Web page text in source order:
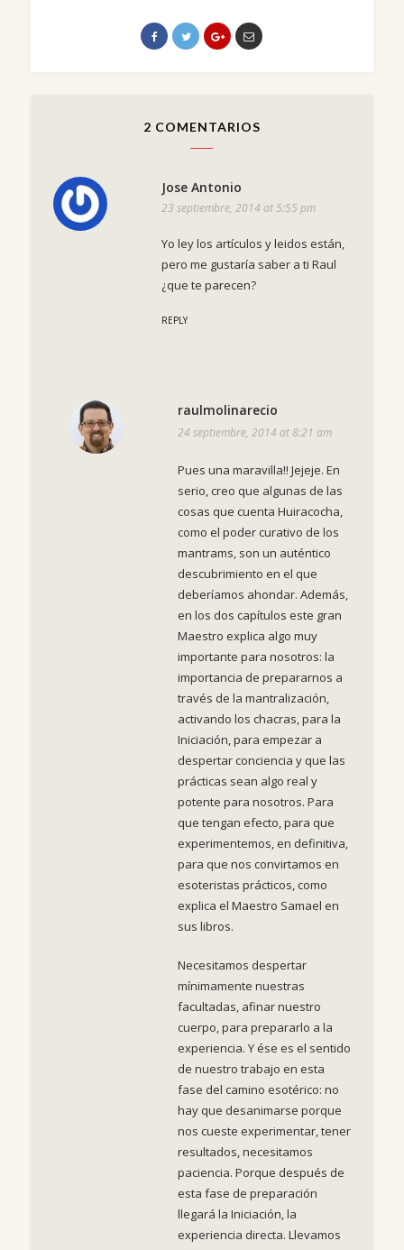
2 COMENTARIOS
Jose Antonio
23 septiembre, 2014 at 5:55 pm
Yo ley los artículos y leidos están,
pero me gustaría saber a ti Raul
¿que te parecen?
REPLY
raulmolinarecio
24 septiembre, 2014 at 8:21 am
Pues una maravilla!! Jejeje. En
serio, creo que algunas de las
cosas que cuenta Huiracocha,
como el poder curativo de los
mantrams, son un auténtico
descubrimiento en el que
deberíamos ahondar. Además,
en los dos capítulos este gran
Maestro explica algo muy
importante para nosotros: la
importancia de prepararnos a
través de la mantralización,
activando los chacras, para la
Iniciación, para empezar a
despertar conciencia y que las
prácticas sean algo real y
potente para nosotros. Para
que tengan efecto, para que
experimentemos, en definitiva,
para que nos convirtamos en
esoteristas prácticos, como
explica el Maestro Samael en
sus libros.
Necesitamos despertar
mínimamente nuestras
facultadas, afinar nuestro
cuerpo, para prepararlo a la
experiencia. Y ése es el sentido
de nuestro trabajo en esta
fase del camino esotérico: no
hay que desanimarse porque
nos cueste experimentar, tener
resultados, necesitamos
paciencia. Porque después de
esta fase de preparación
llegará la Iniciación, la
experiencia directa. Llevamos